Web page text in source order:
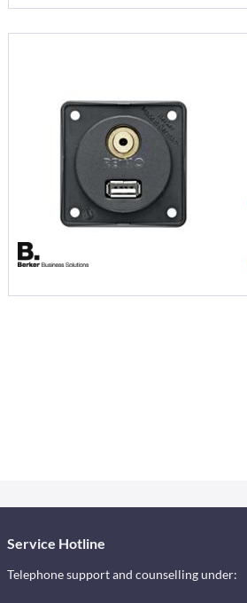
Service Hotline
Telephone support and counselling under: